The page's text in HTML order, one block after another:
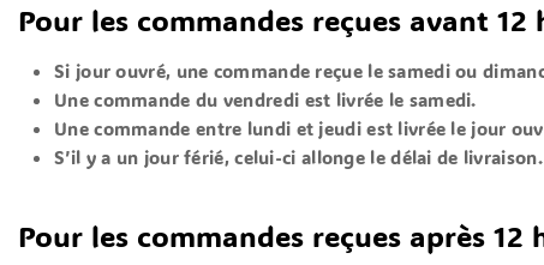
Pour les commandes reçues avant
Si jour ouvré, une commande reçue le samedi ou
Une commande du vendredi est livrée le samedi.
Une commande entre lundi et jeudi est livrée le jour
S’il y a un jour férié, celui-ci allonge le délai de livraison.
Pour les commandes reçues après